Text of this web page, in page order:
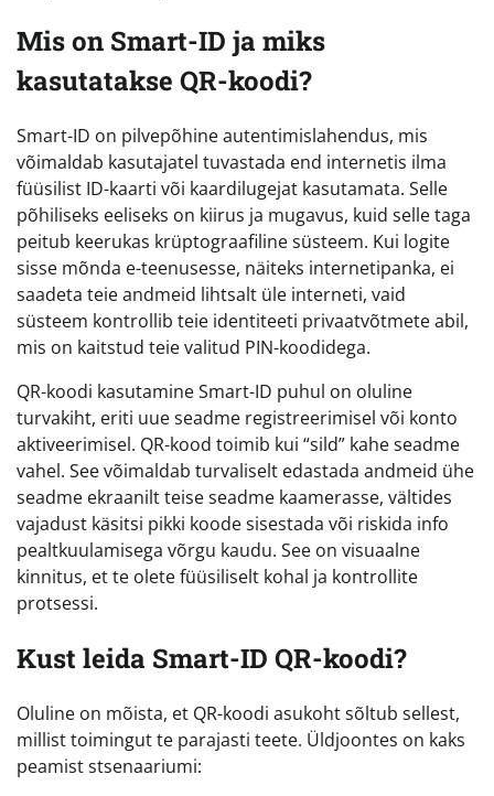
Mis on Smart-ID ja miks
kasutatakse QR-koodi?
Smart-ID on pilvepõhine autentimislahendus, mis
võimaldab kasutajatel tuvastada end internetis ilma
füüsilist ID-kaarti või kaardilugejat kasutamata. Selle
põhiliseks eeliseks on kiirus ja mugavus, kuid selle taga
peitub keerukas krüptograafiline süsteem. Kui logite
sisse mõnda e-teenusesse, näiteks internetipanka, ei
saadeta teie andmeid lihtsalt üle interneti, vaid
süsteem kontrollib teie identiteeti privaatvõtmete abil,
mis on kaitstud teie valitud PIN-koodidega.
QR-koodi kasutamine Smart-ID puhul on oluline
turvakiht, eriti uue seadme registreerimisel või konto
aktiveerimisel. QR-kood toimib kui “sild” kahe seadme
vahel. See võimaldab turvaliselt edastada andmeid ühe
seadme ekraanilt teise seadme kaamerasse, vältides
vajadust käsitsi pikki koode sisestada või riskida info
pealtkuulamisega võrgu kaudu. See on visuaalne
kinnitus, et te olete füüsiliselt kohal ja kontrollite
protsessi.
Kust leida Smart-ID QR-koodi?
Oluline on mõista, et QR-koodi asukoht sõltub sellest,
millist toimingut te parajasti teete. Üldjoontes on kaks
peamist stsenaariumi: